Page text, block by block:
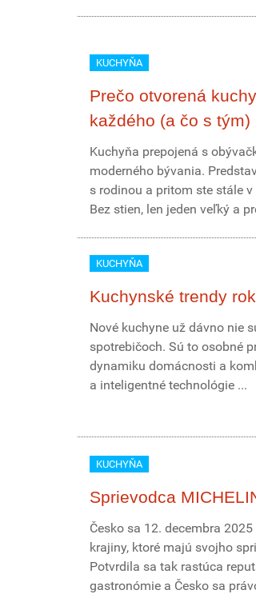
KUCHYŇA
Prečo otvorená
každého (a čo s tým)
Kuchyňa prepojená s
moderného bývania.
s rodinou a pritom ste stále
Bez stien, len jeden veľký a
KUCHYŇA
Kuchynské trendy
Nové kuchyne už dávno nie
spotrebičoch. Sú to osobné
dynamiku domácnosti a
a inteligentné technológie ...
KUCHYŇA
Sprievodca
Česko sa 12. decembra
krajiny, ktoré majú svojho
Potvrdila sa tak rastúca
gastronómie a Česko sa